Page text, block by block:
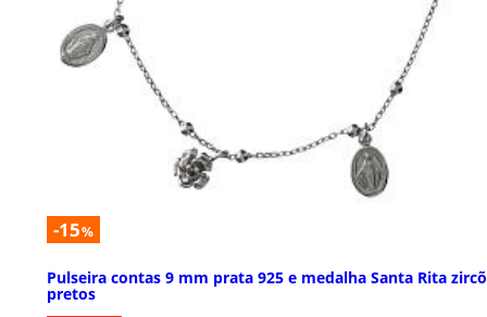
-15%
Pulseira contas 9 mm prata 925 e medalha Santa Rita
pretos